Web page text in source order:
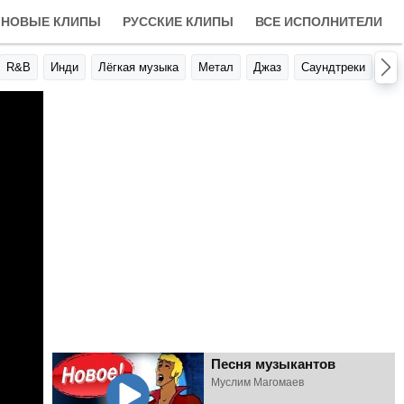
НОВЫЕ КЛИПЫ РУССКИЕ КЛИПЫ ВСЕ ИСПОЛНИТЕЛИ
R&B Инди Лёгкая музыка Метал Джаз Саундтреки
Песня музыкантов
Муслим Магомаев